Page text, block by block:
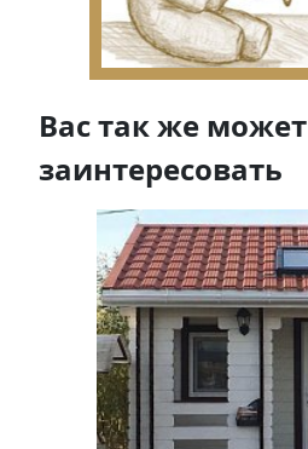
Вас так же может
заинтересовать